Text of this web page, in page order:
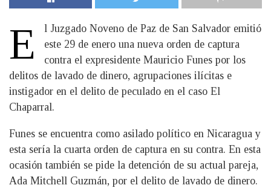
E
l Juzgado Noveno de Paz de San Salvador emitió
este 29 de enero una nueva orden de captura
contra el expresidente Mauricio Funes por los
delitos de lavado de dinero, agrupaciones ilícitas e
instigador en el delito de peculado en el caso El
Chaparral.
Funes se encuentra como asilado político en Nicaragua y
esta sería la cuarta orden de captura en su contra. En esta
ocasión también se pide la detención de su actual pareja,
Ada Mitchell Guzmán, por el delito de lavado de dinero.